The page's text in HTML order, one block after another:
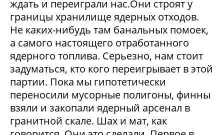
ждать и переиграли нас.Они строят у
границы хранилище ядерных отходов.
Не каких-нибудь там банальных помоек,
а самого настоящего отработанного
ядерного топлива. Серьезно, нам стоит
задуматься, кто кого переигрывает в этой
партии. Пока мы гипотетически
переносили мусорные полигоны, финны
взяли и закопали ядерный арсенал в
гранитной скале. Шах и мат, как